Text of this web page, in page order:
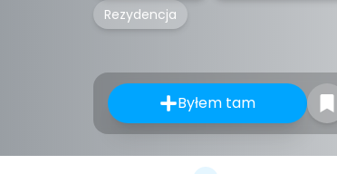
Rezydencja
Byłem tam